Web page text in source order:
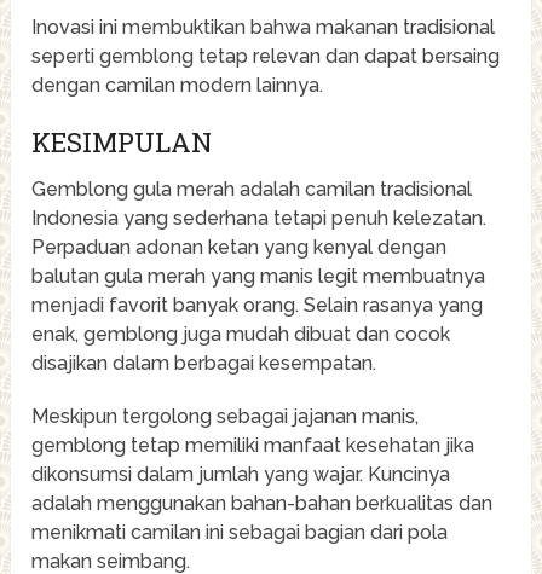
Inovasi ini membuktikan bahwa makanan tradisional
seperti gemblong tetap relevan dan dapat bersaing
dengan camilan modern lainnya.
KESIMPULAN
Gemblong gula merah adalah camilan tradisional
Indonesia yang sederhana tetapi penuh kelezatan.
Perpaduan adonan ketan yang kenyal dengan
balutan gula merah yang manis legit membuatnya
menjadi favorit banyak orang. Selain rasanya yang
enak, gemblong juga mudah dibuat dan cocok
disajikan dalam berbagai kesempatan.
Meskipun tergolong sebagai jajanan manis,
gemblong tetap memiliki manfaat kesehatan jika
dikonsumsi dalam jumlah yang wajar. Kuncinya
adalah menggunakan bahan-bahan berkualitas dan
menikmati camilan ini sebagai bagian dari pola
makan seimbang.